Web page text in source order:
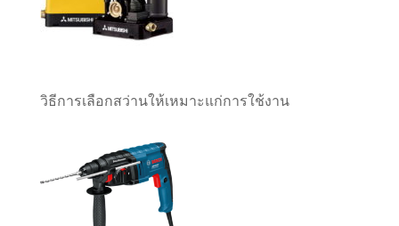
วิธีการเลือกสว่านให้เหมาะแก่การใช้งาน